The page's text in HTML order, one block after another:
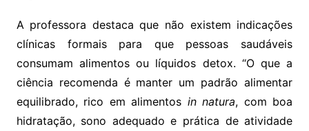
A professora destaca que não existem indicações
clínicas formais para que pessoas saudáveis
consumam alimentos ou líquidos detox. “O que a
ciência recomenda é manter um padrão alimentar
equilibrado, rico em alimentos in natura, com boa
hidratação, sono adequado e prática de atividade